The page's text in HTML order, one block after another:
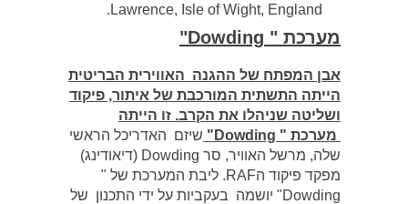
Lawrence, Isle of Wight, England.
מערכת " Dowding"
אבן המפתח של ההגנה האווירית הבריטית
הייתה התשתית המורכבת של איתור, פיקוד
ושליטה שניהלו את הקרב. זו הייתה
מערכת " Dowding"
שיזם האדריכל הראשי
שלה, מרשל האוויר, סר Dowding (דיאודינג)
מפקד פיקוד הRAF. ליבת המערכת של "
Dowding" יושמה בעקביות על ידי התכנון של